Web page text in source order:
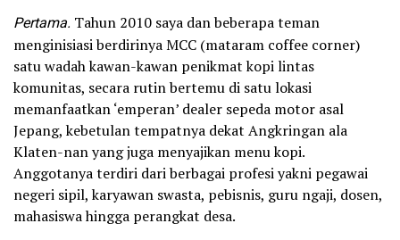
Pertama. Tahun 2010 saya dan beberapa teman
menginisiasi berdirinya MCC (mataram coffee corner)
satu wadah kawan-kawan penikmat kopi lintas
komunitas, secara rutin bertemu di satu lokasi
memanfaatkan ‘emperan’ dealer sepeda motor asal
Jepang, kebetulan tempatnya dekat Angkringan ala
Klaten-nan yang juga menyajikan menu kopi.
Anggotanya terdiri dari berbagai profesi yakni pegawai
negeri sipil, karyawan swasta, pebisnis, guru ngaji, dosen,
mahasiswa hingga perangkat desa.